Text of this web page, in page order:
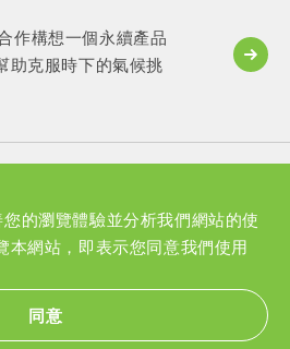
作構想一個永續產品
助克服時下的氣候挑
的瀏覽體驗並分析我們網站的使
本網站，即表示您同意我們使用
同意